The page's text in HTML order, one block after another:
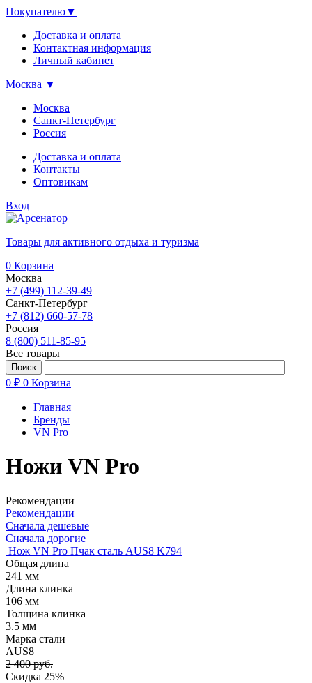
Покупателю▼
Доставка и оплата
Контактная информация
Личный кабинет
Москва ▼
Москва
Санкт-Петербург
Россия
Доставка и оплата
Контакты
Оптовикам
Вход
Товары для активного отдыха и туризма
0 Корзина
Москва
+7 (499) 112-39-49
Санкт-Петербург
+7 (812) 660-57-78
Россия
8 (800) 511-85-95
Все товары
0 ₽ 0 Корзина
Главная
Бренды
VN Pro
Ножи VN Pro
Рекомендации
Рекомендации
Сначала дешевые
Сначала дорогие
Нож VN Pro Пчак сталь AUS8 K794
Общая длина
241 мм
Длина клинка
106 мм
Толщина клинка
3.5 мм
Марка стали
AUS8
2 400 руб.
Скидка 25%